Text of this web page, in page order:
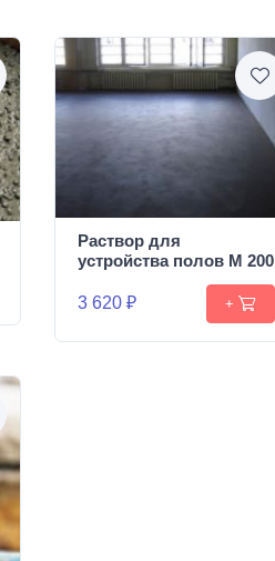
Раствор для
устройства полов М 200
3 620 ₽ +